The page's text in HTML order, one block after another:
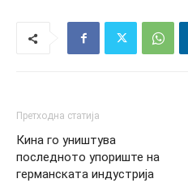
Претходна статија
Кина го уништува
последното упориште на
германската индустрија